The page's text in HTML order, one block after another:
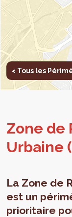
< Tous les
Zone de
Urbaine
La Zone de
est un
prioritaire